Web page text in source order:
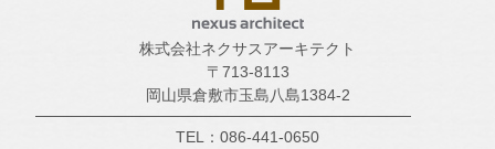
株式会社ネクサスアーキテクト
〒713-8113
岡山県倉敷市玉島八島1384-2
TEL：086-441-0650